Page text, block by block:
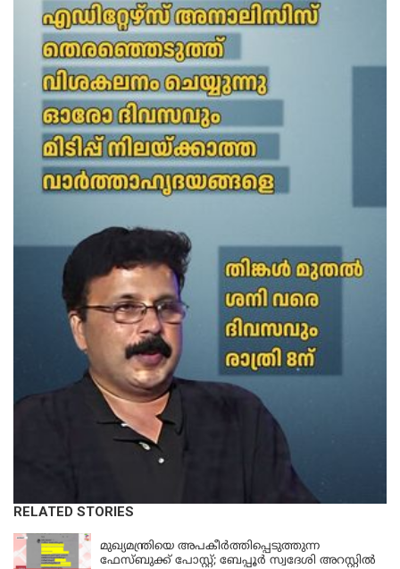
RELATED STORIES
KERALA
മുഖ്യമന്ത്രിയെ അപകീർത്തിപ്പെടുത്തുന്ന
ഫേസ്‌ബുക്ക് പോസ്റ്റ്; ബേപ്പൂർ സ്വദേശി അറസ്റ്റിൽ